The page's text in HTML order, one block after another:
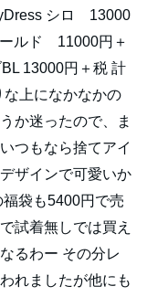
シロ 13000
ルド 11000円＋
13000円＋税 計
上になかなかの
か迷ったので、ま
つもなら捨てアイ
ザインで可愛いか
袋も5400円で売
試着無しでは買え
るわー その分レ
れましたが他にも